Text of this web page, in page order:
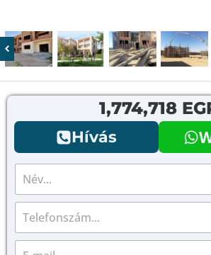
1,774,718
Hívás
N
v
T
l
E